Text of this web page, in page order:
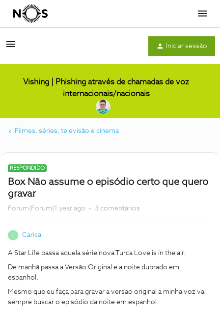
Menu
Iniciar sessão
Vishing | Phishing através de chamadas de voz
internacionais/nacionais
Filmes, séries, televisão e cinema
RESPONDIDO
Box Não assume o episódio certo que quero
gravar
Forum|Forum|1 year ago 3 comentários
C Carica
A Star Life passa aquela série nova Turca Love is in the air.
De manhã passa a Versão Original e a noite dubrado em
espanhol.
Mesmo que eu faça para gravar a versao original a minha voz vai
sempre buscar o episódio da noite em espanhol.